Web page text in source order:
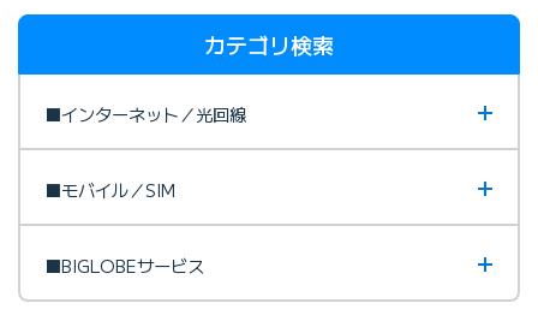
カテゴリ検索
■インターネット／光回線
■モバイル／SIM
■BIGLOBEサービス